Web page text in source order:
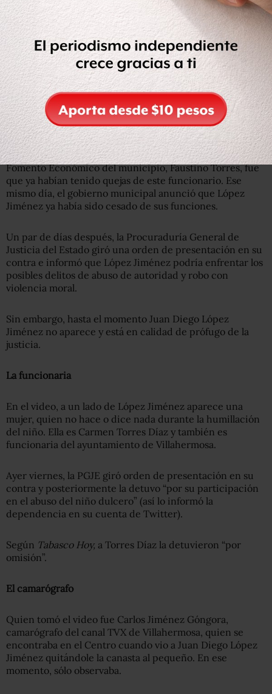
acompañado por una de sus abuelas, y que vendía dulces
en dos puntos del centro desde las 9 de la mañana hasta
las 10 de la noche.
El funcionario
Él es Juan Diego López Jiménez, funcionario de la
Dirección de Fiscalización del Ayuntamiento de Centro,
adscrito a la Zona Luz, lugar donde el niño vendía dulces.
Una de las primeras declaraciones del director de
Fomento Económico del municipio, Faustino Torres, fue
que ya habían tenido quejas de este funcionario. Ese
mismo día, el gobierno municipal anunció que López
Jiménez ya había sido cesado de sus funciones.
Un par de días después, la Procuraduría General de
Justicia del Estado giró una orden de presentación en su
contra e informó que López Jiménez podría enfrentar los
posibles delitos de abuso de autoridad y robo con
violencia moral.
Sin embargo, hasta el momento Juan Diego López
Jiménez no aparece y está en calidad de prófugo de la
justicia.
La funcionaria
En el video, a un lado de López Jiménez aparece una
mujer, quien no hace o dice nada durante la humillación
del niño. Ella es Carmen Torres Díaz y también es
funcionaria del ayuntamiento de Villahermosa.
Ayer viernes, la PGJE giró orden de presentación en su
contra y posteriormente la detuvo “por su participación
en el abuso del niño dulcero” (así lo informó la
dependencia en su cuenta de Twitter).
Según Tabasco Hoy, a Torres Díaz la detuvieron “por
omisión”.
El camarógrafo
Quien tomó el video fue Carlos Jiménez Góngora,
camarógrafo del canal TVX de Villahermosa, quien se
encontraba en el Centro cuando vio a Juan Diego López
Jiménez quitándole la canasta al pequeño. En ese
momento, sólo observaba.